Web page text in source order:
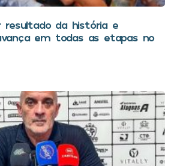
resultado da história e
em todas as etapas no